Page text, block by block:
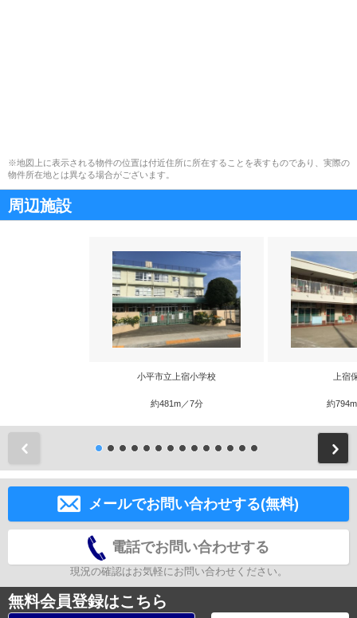
※地図上に表示される物件の位置は付近住所に所在することを表すものであり、実際の
物件所在地とは異なる場合がございます。
周辺施設
小平市立上宿小学校
約481m／7分
上宿
約
メールでお問い合わせする(無料)
電話でお問い合わせする
現況の確認はお気軽にお問い合わせください。
無料会員登録はこちら